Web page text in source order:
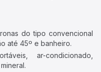
do tipo convencional
até 45º e banheiro.
ar-condicionado,